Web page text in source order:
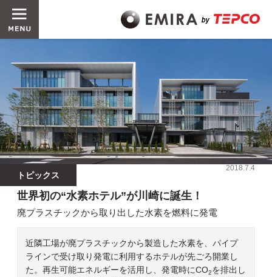
トピックス
2018.7.4
世界初の“水素ホテル”が川崎に誕生！
廃プラスチックから取り出した水素を燃料に発電
近隣工場が廃プラスチックから製造した水素を、パイプ
ラインで受け取り発電に利用するホテルが先ごろ開業し
た。再生可能エネルギーを活用し、発電時にCO2を排出し